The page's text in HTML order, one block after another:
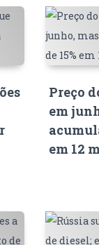
Preço
em
em 12